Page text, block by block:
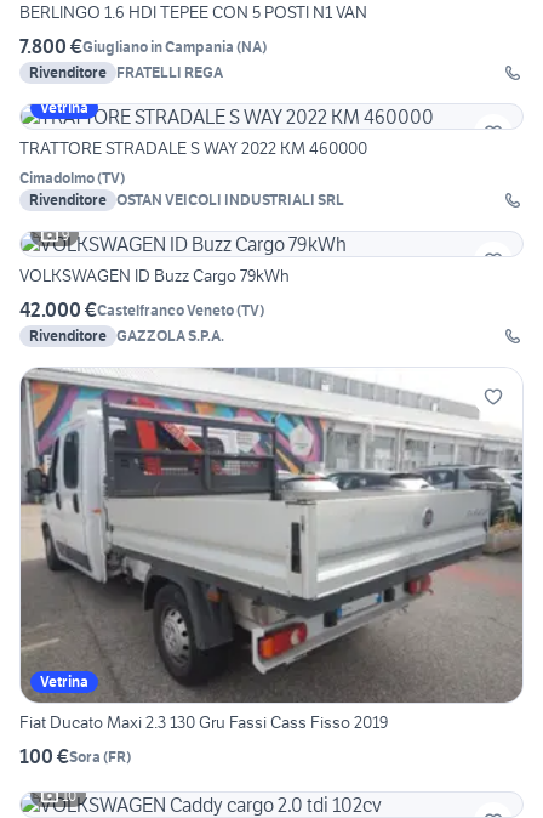
BERLINGO 1.6 HDI TEPEE CON 5 POSTI N1 VAN
7.800 €Giugliano in Campania (NA)
Rivenditore FRATELLI REGA
Vetrina
TRATTORE STRADALE S WAY 2022 KM 460000
Cimadolmo(TV)
Rivenditore OSTAN VEICOLI INDUSTRIALI SRL
9
VOLKSWAGEN ID Buzz Cargo 79kWh
42.000 €Castelfranco Veneto(TV)
Rivenditore GAZZOLA S.P.A.
Vetrina
Fiat Ducato Maxi 2.3 130 Gru Fassi Cass Fisso 2019
100 €Sora (FR)
10